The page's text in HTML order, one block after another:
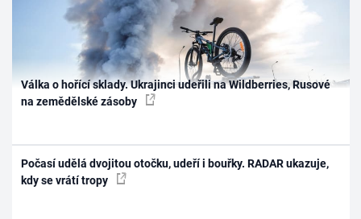
Válka o hořící sklady. Ukrajinci udeřili na Wildberries, Rusové
na zemědělské zásoby
Počasí udělá dvojitou otočku, udeří i bouřky. RADAR ukazuje,
kdy se vrátí tropy